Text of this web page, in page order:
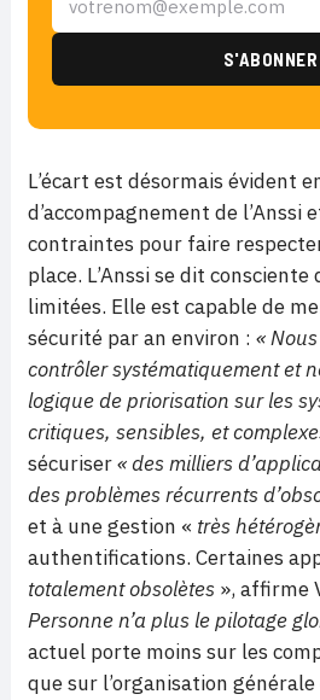
L’écart est désormais évident
d’accompagnement de l’Anssi
contraintes pour faire
place. L’Anssi se dit consciente
limitées. Elle est capable de
sécurité par an environ : «
contrôler systématiquement et
logique de priorisation sur les
critiques, sensibles, et
sécuriser« des milliers
des problèmes récurrents
et à une gestion « très
authentifications. Certaines
totalement obsolètes », affirme
Personne n’a plus le pilotage
actuel porte moins sur les
que sur l’organisation